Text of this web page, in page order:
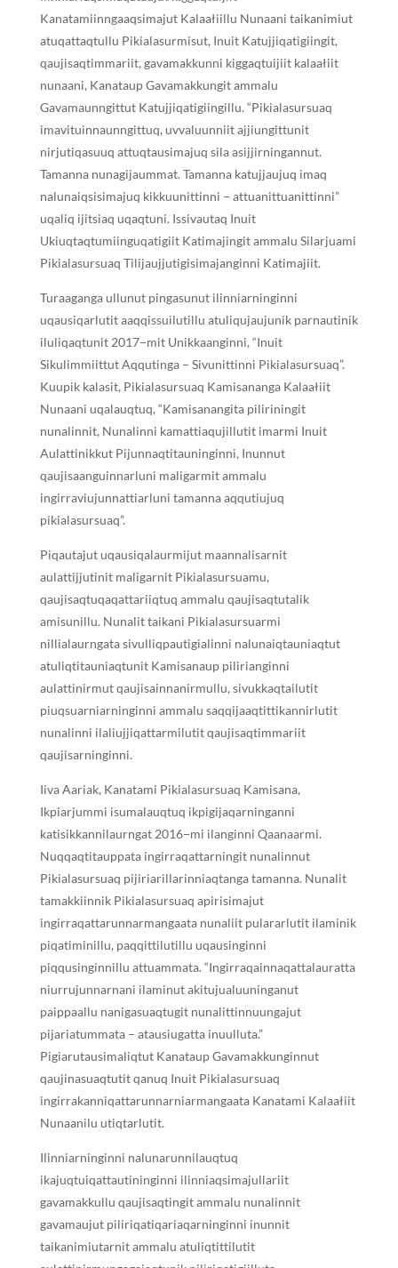
Kanatamiinngaaqsimajut Kalaałiillu Nunaani taikanimiut
atuqattaqtullu Pikialasurmisut, Inuit Katujjiqatigiingit,
qaujisaqtimmariit, gavamakkunni kiggaqtuijiit kalaałiit
nunaani, Kanataup Gavamakkungit ammalu
Gavamaunngittut Katujjiqatigiingillu. “Pikialasursuaq
imavituinnaunngittuq, uvvaluunniit ajjiungittunit
nirjutiqasuuq attuqtausimajuq sila asijjirningannut.
Tamanna nunagijaummat. Tamanna katujjaujuq imaq
nalunaiqsisimajuq kikkuunittinni − attuanittuanittinni”
uqaliq ijitsiaq uqaqtuni. Issivautaq Inuit
Ukiuqtaqtumiinguqatigiit Katimajingit ammalu Silarjuami
Pikialasursuaq Tilijaujjutigisimajanginni Katimajiit.
Turaaganga ullunut pingasunut ilinniarninginni
uqausiqarlutit aaqqissuilutillu atuliqujaujunik parnautinik
iluliqaqtunit 2017−mit Unikkaanginni, “Inuit
Sikulimmiittut Aqqutinga − Sivunittinni Pikialasursuaq”.
Kuupik kalasit, Pikialasursuaq Kamisananga Kalaałiit
Nunaani uqalauqtuq, “Kamisanangita piliriningit
nunalinnit, Nunalinni kamattiaqujillutit imarmi Inuit
Aulattinikkut Pijunnaqtitauninginni, Inunnut
qaujisaanguinnarluni maligarmit ammalu
ingirraviujunnattiarluni tamanna aqqutiujuq
pikialasursuaq”.
Piqautajut uqausiqalaurmijut maannalisarnit
aulattijjutinit maligarnit Pikialasursuamu,
qaujisaqtuqaqattariiqtuq ammalu qaujisaqtutalik
amisunillu. Nunalit taikani Pikialasursuarmi
nillialaurngata sivulliqpautigialinni nalunaiqtauniaqtut
atuliqtitauniaqtunit Kamisanaup pilirianginni
aulattinirmut qaujisainnanirmullu, sivukkaqtailutit
piuqsuarniarninginni ammalu saqqijaaqtittikannirlutit
nunalinni ilaliujjiqattarmilutit qaujisaqtimmariit
qaujisarninginni.
Iiva Aariak, Kanatami Pikialasursuaq Kamisana,
Ikpiarjummi isumalauqtuq ikpigijaqarninganni
katisikkannilaurngat 2016−mi ilanginni Qaanaarmi.
Nuqqaqtitauppata ingirraqattarningit nunalinnut
Pikialasursuaq pijiriarillarinniaqtanga tamanna. Nunalit
tamakkiinnik Pikialasursuaq apirisimajut
ingirraqattarunnarmangaata nunaliit pulararlutit ilaminik
piqatiminillu, paqqittilutillu uqausinginni
piqqusinginnillu attuammata. “Ingirraqainnaqattalauratta
niurrujunnarnani ilaminut akitujualuuninganut
paippaallu nanigasuaqtugit nunalittinnuungajut
pijariatummata − atausiugatta inuulluta.”
Pigiarutausimaliqtut Kanataup Gavamakkunginnut
qaujinasuaqtutit qanuq Inuit Pikialasursuaq
ingirrakanniqattarunnarniarmangaata Kanatami Kalaałiit
Nunaanilu utiqtarlutit.
Ilinniarninginni nalunarunnilauqtuq
ikajuqtuiqattautininginni ilinniaqsimajullariit
gavamakkullu qaujisaqtingit ammalu nunalinnit
gavamaujut piliriqatiqariaqarninginni inunnit
taikanimiutarnit ammalu atuliqtittilutit